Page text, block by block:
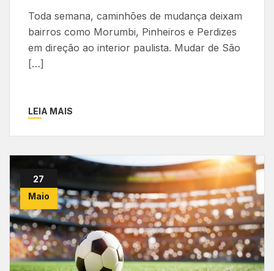
Toda semana, caminhões de mudança deixam
bairros como Morumbi, Pinheiros e Perdizes
em direção ao interior paulista. Mudar de São
[…]
LEIA MAIS
27
Maio